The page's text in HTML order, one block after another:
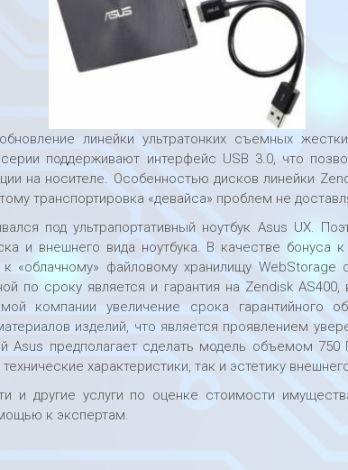
линейки ультратонких съемных
поддерживают интерфейс USB 3.0, что
на носителе. Особенностью дисков линейки
транспортировка «девайса» проблем не
под ультрапортативный ноутбук Asus UX.
и внешнего вида ноутбука. В качестве бонуса
к «облачному» файловому хранилищу
по сроку является и гарантия на Zendisk
компании увеличение срока гарантийного
изделий, что является проявлением
Asus предполагает сделать модель объемом
характеристики, так и эстетику
и другие услуги по оценке стоимости
к экспертам.